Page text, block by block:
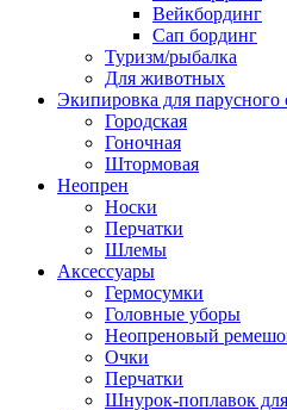
Вейкбординг
Сап бординг
Туризм/рыбалка
Для животных
Экипировка для парусного
Городская
Гоночная
Штормовая
Неопрен
Носки
Перчатки
Шлемы
Аксессуары
Гермосумки
Головные уборы
Неопреновый
Очки
Перчатки
Шнурок-поплавок